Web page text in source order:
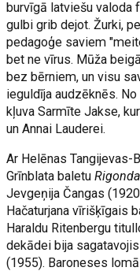
burvīgā latviešu valoda
gulbi grib dejot. Žurki,
pedagoģe saviem
bet ne vīrus. Mūža
bez bērniem, un visu
ieguldīja audzēknēs.
kļuva Sarmīte Jakse,
un Annai Lauderei.
Ar Helēnas Tangijevas-
Grīnblata baletuRigonda
Jevgeņija Čangas
Hačaturjana vīrišķīgais
Haraldu Ritenbergu
dekādei bija
(1955). Baroneses